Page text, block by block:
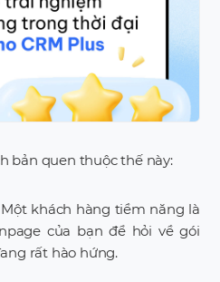
bản quen thuộc thế này:
khách hàng tiềm năng là
của bạn để hỏi về gói
rất hào hứng.